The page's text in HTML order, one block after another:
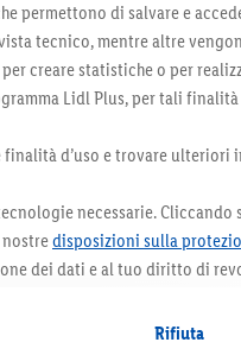
quelli non-food, non
permettono di salvare e
tecnico, mentre altre
creare statistiche o per
Lidl Plus, per tali
finalità d’uso e trovare
necessarie. Cliccando
disposizioni sulla
dei dati e al tuo diritto di
Rifiuta